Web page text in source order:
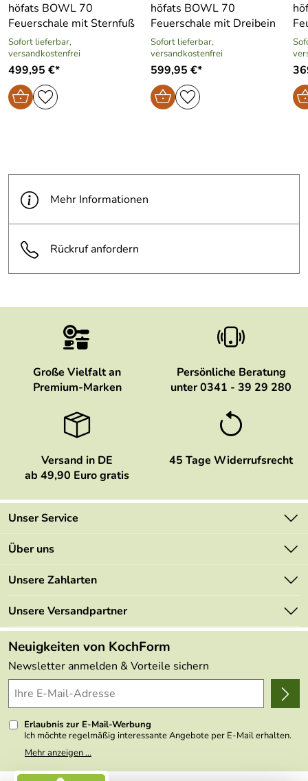
höfats BOWL 70
Feuerschale mit Sternfuß
Sofort lieferbar,
versandkostenfrei
499,95 €*
höfats BOWL 70
Feuerschale mit Dreibein
Sofort lieferbar,
versandkostenfrei
599,95 €*
Mehr Informationen
Rückruf anfordern
Große Vielfalt an
Premium-Marken
Persönliche Beratung
unter 0341 - 39 29 280
Versand in DE
ab 49,90 Euro gratis
45 Tage Widerrufsrecht
Unser Service
Kontakt
Mehrwertsteuerfrei
Retourenportal
FAQs
Lieferbedingungen
Delivery Terms
Kundenlogin
Über uns
Marken
Angebote
Made in Germany
Themen
Wir über uns
Presse
Unsere Zahlarten
Unsere Versandpartner
Neuigkeiten von KochForm
Newsletter anmelden & Vorteile sichern
Erlaubnis zur E-Mail-Werbung
Ich möchte regelmäßig interessante Angebote per E-Mail erhalten.
Meine E-Mail-Adresse wird nicht an andere Unternehmen
weitergegeben. Zu statistischen Zwecken wird in anonymer Form
nicht erkennbar, welche konkrete Person geklickt hat. Diese
Mehr anzeigen ...